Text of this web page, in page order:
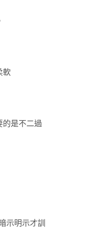
軟
的是不二過
示明示才訓